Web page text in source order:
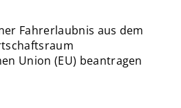
Fahrerlaubnis aus dem
Union (EU) beantragen